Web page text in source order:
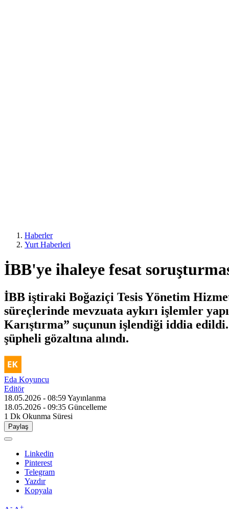
Haberler
Yurt Haberleri
İBB'ye ihaleye fesat
İBB iştiraki Boğaziçi Tesis Yönetim
süreçlerinde mevzuata aykırı işlemler
Karıştırma” suçunun işlendiği iddia
şüpheli gözaltına alındı.
Eda Koyuncu
Editör
18.05.2026 - 08:59Yayınlanma
18.05.2026 - 09:35 Güncelleme
1 Dk Okunma Süresi
Paylaş
Linkedin
Pinterest
Telegram
Yazdır
Kopyala
- +